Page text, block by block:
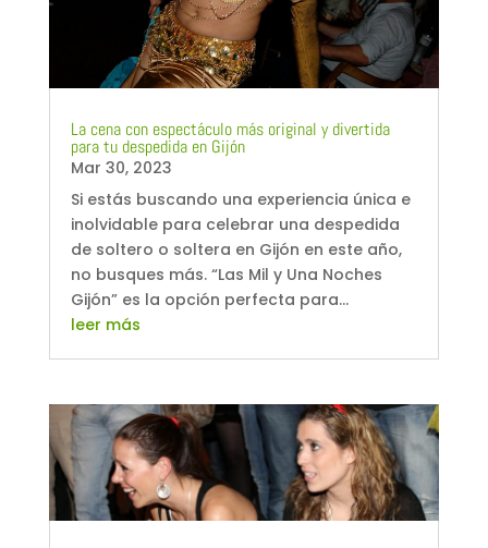
La cena con espectáculo más original y divertida
para tu despedida en Gijón
Mar 30, 2023
Si estás buscando una experiencia única e
inolvidable para celebrar una despedida
de soltero o soltera en Gijón en este año,
no busques más. “Las Mil y Una Noches
Gijón” es la opción perfecta para...
leer más